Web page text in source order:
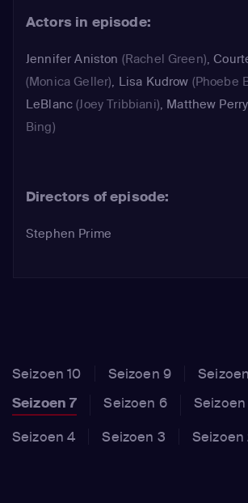
Actors in episode:
Jennifer Aniston (Rachel Green),
(Monica Geller), Lisa Kudrow (Phoebe
LeBlanc (Joey Tribbiani), Matthew Perry
Bing)
Directors of episode:
Stephen Prime
Seizoen 10 Seizoen 9
Seizoen 7
Seizoen 6
Seizoen
Seizoen 4
Seizoen 3 Seizoen